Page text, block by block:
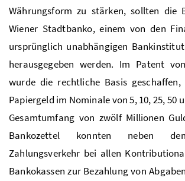
Währungsform zu stärken, sollten die
Wiener Stadtbanko, einem von den
ursprünglich unabhängigen
herausgegeben werden. Im Patent
wurde die rechtliche Basis
Papiergeld im Nominale von 5, 10, 25, 50
Gesamtumfang von zwölf Millionen
Bankozettel konnten neben
Zahlungsverkehr bei allen
Bankokassen zur Bezahlung von